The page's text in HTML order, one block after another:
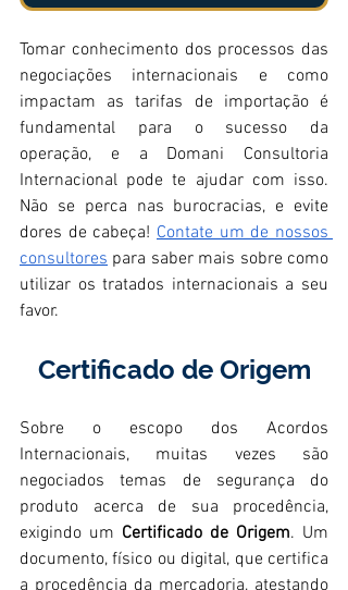
Tomar conhecimento dos processos das
negociações internacionais e como
impactam as tarifas de importação é
fundamental para o sucesso da
operação, e a Domani Consultoria
Internacional pode te ajudar com isso.
Não se perca nas burocracias, e evite
dores de cabeça! Contate um de nossos
consultores para saber mais sobre como
utilizar os tratados internacionais a seu
favor.
Certificado de Origem
Sobre o escopo dos Acordos
Internacionais, muitas vezes são
negociados temas de segurança do
produto acerca de sua procedência,
exigindo um Certificado de Origem. Um
documento, físico ou digital, que certifica
a procedência da mercadoria, atestando